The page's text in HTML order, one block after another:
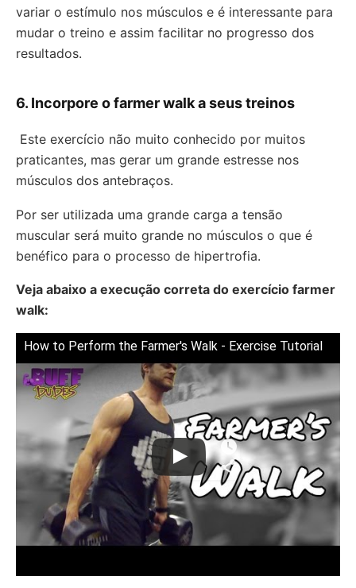
variar o estímulo nos músculos e é interessante para
mudar o treino e assim facilitar no progresso dos
resultados.
6. Incorpore o farmer walk a seus treinos
Este exercício não muito conhecido por muitos
praticantes, mas gerar um grande estresse nos
músculos dos antebraços.
Por ser utilizada uma grande carga a tensão
muscular será muito grande no músculos o que é
benéfico para o processo de hipertrofia.
Veja abaixo a execução correta do exercício farmer
walk:
How to Perform the Farmer's Walk - Exercise Tutorial